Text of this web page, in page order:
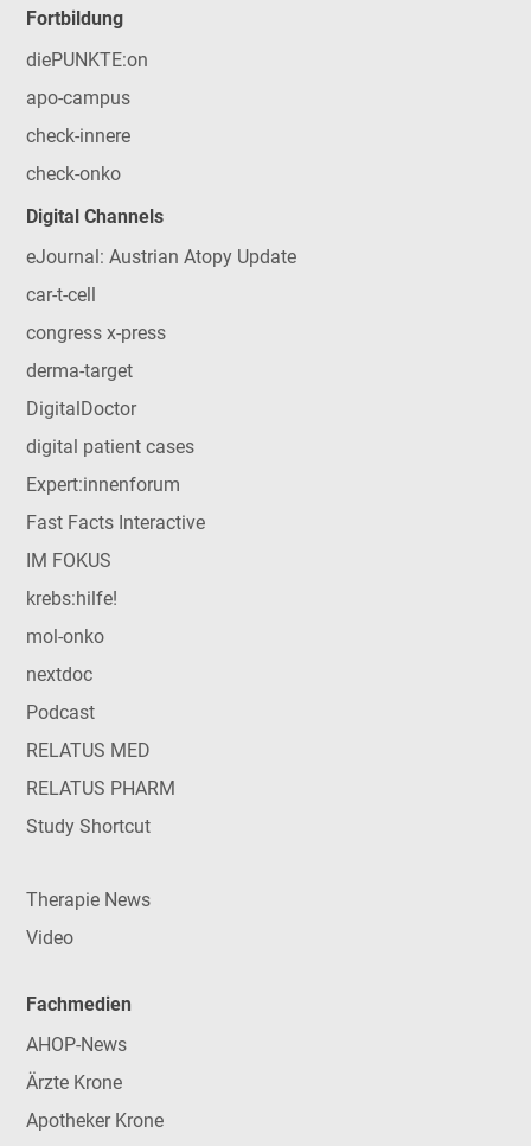
Fortbildung
diePUNKTE:on
apo-campus
check-innere
check-onko
Digital Channels
eJournal: Austrian Atopy Update
car-t-cell
congress x-press
derma-target
DigitalDoctor
digital patient cases
Expert:innenforum
Fast Facts Interactive
IM FOKUS
krebs:hilfe!
mol-onko
nextdoc
Podcast
RELATUS MED
RELATUS PHARM
Study Shortcut
Therapie News
Video
Fachmedien
AHOP-News
Ärzte Krone
Apotheker Krone